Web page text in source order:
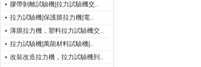
膠帶剝離試驗機|拉力試驗機交..
拉力試驗機|保護膜拉力機|電..
薄膜拉力機，塑料拉力試驗機交..
拉力試驗機|萬能材料試驗機|..
改裝改造拉力機，拉力試驗機到..